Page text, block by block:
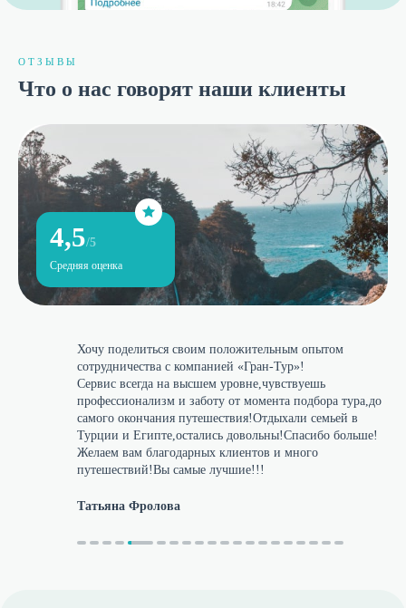
ОТЗЫВЫ
Что о нас говорят наши клиенты
Хочу поделиться своим положительным опытом
сотрудничества с компанией «Гран-Тур»!
Сервис всегда на высшем уровне,чувствуешь
профессионализм и заботу от момента подбора тура,до
самого окончания путешествия!Отдыхали семьей в
Турции и Египте,остались довольны!Спасибо больше!
Желаем вам благодарных клиентов и много
путешествий!Вы самые лучшие!!!
Татьяна Фролова
4,5/5
Средняя оценка